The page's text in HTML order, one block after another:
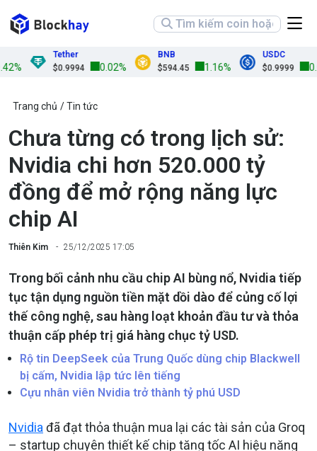
Tether
$0.9994
0.02%
BNB
$594.45
1.16%
USDC
$0.9999
Trang chủ Tin tức
Chưa từng có trong lịch sử:
Nvidia chi hơn 520.000 tỷ
đồng để mở rộng năng lực
chip AI
Thiên Kim 25/12/2025 17:05
Trong bối cảnh nhu cầu chip AI bùng nổ, Nvidia tiếp
tục tận dụng nguồn tiền mặt dồi dào để củng cố lợi
thế công nghệ, sau hàng loạt khoản đầu tư và thỏa
thuận cấp phép trị giá hàng chục tỷ USD.
Rộ tin DeepSeek của Trung Quốc dùng chip Blackwell
bị cấm, Nvidia lập tức lên tiếng
Cựu nhân viên Nvidia trở thành tỷ phú USD
Nvidia đã đạt thỏa thuận mua lại các tài sản của Groq
– startup chuyên thiết kế chip tăng tốc AI hiệu năng